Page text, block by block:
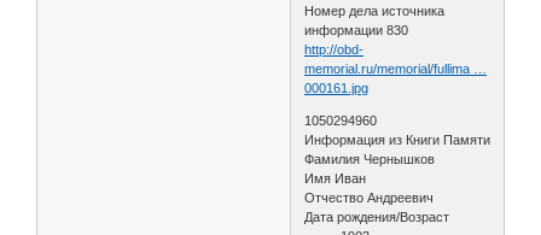
Номер дела источника
информации 830
http://obd-
memorial.ru/memorial/fullima …
000161.jpg
1050294960
Информация из Книги Памяти
Фамилия Чернышков
Имя Иван
Отчество Андреевич
Дата рождения/Возраст